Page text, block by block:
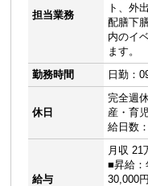
担当業務
ト、外
配膳下
内のイ
ます。
勤務時間
日勤：
休日
完全週
産・育
給日数
給与
月収 21
■昇給：
30,000